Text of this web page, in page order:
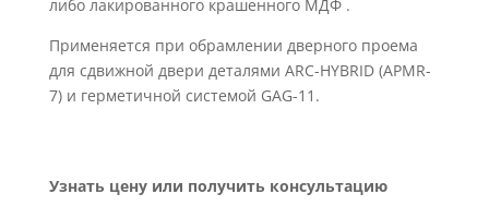
либо лакированного крашенного МДФ .
Применяется при обрамлении дверного проема
для сдвижной двери деталями ARC-HYBRID (APMR-
7) и герметичной системой GAG-11.
Узнать цену или получить консультацию